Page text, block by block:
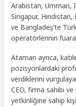
Arabistan, Umman,
Singapur,
ve Bangladeş’te
operatörlerinin
Ataman ayrıca,
pozisyonlardaki
verdiklerini
CEO, firma sahibi
yetkinliğine sahip